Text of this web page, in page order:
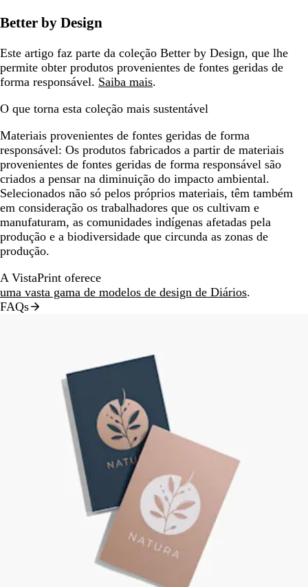
Better by Design
Este artigo faz parte da coleção Better by Design, que lhe
permite obter produtos provenientes de fontes geridas de
forma responsável. Saiba mais.
O que torna esta coleção mais sustentável
Materiais provenientes de fontes geridas de forma
responsável: Os produtos fabricados a partir de materiais
provenientes de fontes geridas de forma responsável são
criados a pensar na diminuição do impacto ambiental.
Selecionados não só pelos próprios materiais, têm também
em consideração os trabalhadores que os cultivam e
manufaturam, as comunidades indígenas afetadas pela
produção e a biodiversidade que circunda as zonas de
produção.
A VistaPrint oferece
uma vasta gama de modelos de design de Diários.
FAQs